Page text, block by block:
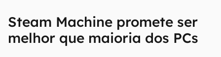
Steam Machine promete ser
melhor que maioria dos PCs